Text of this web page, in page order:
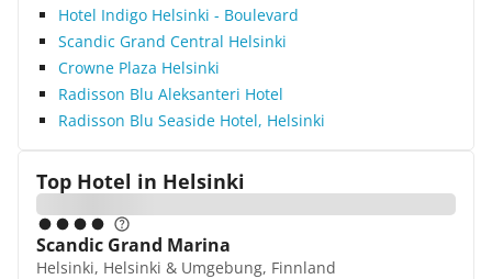
Hotel Indigo Helsinki - Boulevard
Scandic Grand Central Helsinki
Crowne Plaza Helsinki
Radisson Blu Aleksanteri Hotel
Radisson Blu Seaside Hotel, Helsinki
Top Hotel in Helsinki
Scandic Grand Marina
Helsinki, Helsinki & Umgebung, Finnland